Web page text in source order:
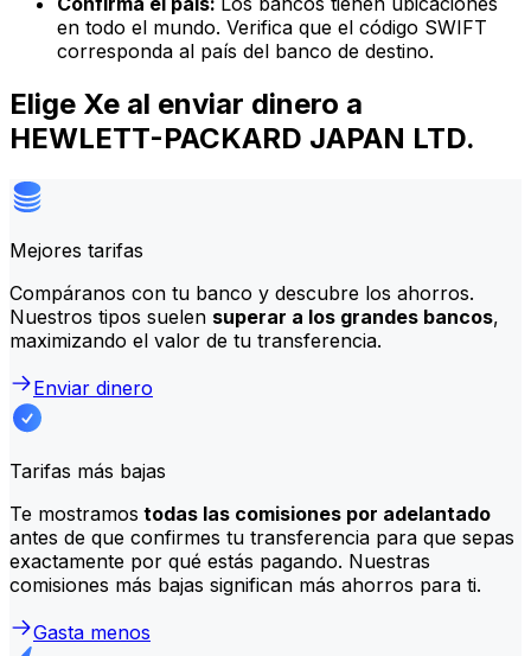
en todo el mundo. Verifica que el código SWIFT
corresponda al país del banco de destino.
Elige Xe al enviar dinero a
HEWLETT-PACKARD JAPAN LTD.
Mejores tarifas
Compáranos con tu banco y descubre los ahorros.
Nuestros tipos suelen superar a los grandes bancos,
maximizando el valor de tu transferencia.
Enviar dinero
Tarifas más bajas
Te mostramos todas las comisiones por adelantado
antes de que confirmes tu transferencia para que sepas
exactamente por qué estás pagando. Nuestras
comisiones más bajas significan más ahorros para ti.
Gasta menos